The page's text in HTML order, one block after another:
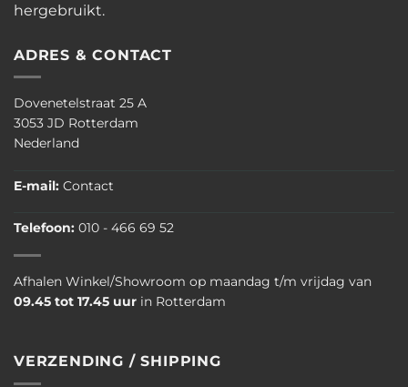
hergebruikt.
ADRES & CONTACT
Dovenetelstraat 25 A
3053 JD Rotterdam
Nederland
E-mail: Contact
Telefoon: 010 - 466 69 52
Afhalen Winkel/Showroom op maandag t/m vrijdag van
09.45 tot 17.45 uur in Rotterdam
VERZENDING / SHIPPING